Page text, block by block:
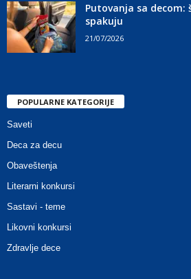
Putovanja sa
spakuju
21/07/2026
POPULARNE KATEGORIJE
Saveti
Deca za decu
Obaveštenja
Literarni konkursi
Sastavi - teme
Likovni konkursi
Zdravlje dece